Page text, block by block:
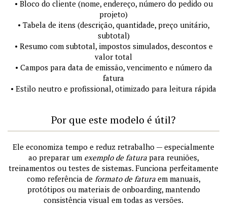
• Bloco do cliente (nome, endereço, número do pedido ou
projeto)
• Tabela de itens (descrição, quantidade, preço unitário,
subtotal)
• Resumo com subtotal, impostos simulados, descontos e
valor total
• Campos para data de emissão, vencimento e número da
fatura
• Estilo neutro e profissional, otimizado para leitura rápida
Por que este modelo é útil?
Ele economiza tempo e reduz retrabalho — especialmente
ao preparar um exemplo de faturapara reuniões,
treinamentos ou testes de sistemas. Funciona perfeitamente
como referência de formato de faturaem manuais,
protótipos ou materiais de onboarding, mantendo
consistência visual em todas as versões.